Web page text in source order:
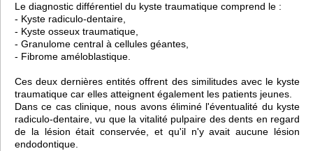
Le diagnostic différentiel du kyste traumatique comprend le :
- Kyste radiculo-dentaire,
- Kyste osseux traumatique,
- Granulome central à cellules géantes,
- Fibrome améloblastique.
Ces deux dernières entités offrent des similitudes avec le kyste
traumatique car elles atteignent également les patients jeunes.
Dans ce cas clinique, nous avons éliminé l'éventualité du kyste
radiculo-dentaire, vu que la vitalité pulpaire des dents en regard
de la lésion était conservée, et qu'il n'y avait aucune lésion
endodontique.